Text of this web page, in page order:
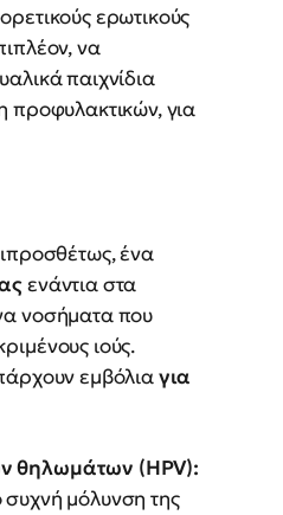
ερωτικούς
να
παιχνίδια
προφυλακτικών, για
ένα
ενάντια στα
νοσήματα που
ιούς.
εμβόλιαγια
θηλωμάτων (HPV):
συχνή μόλυνση της